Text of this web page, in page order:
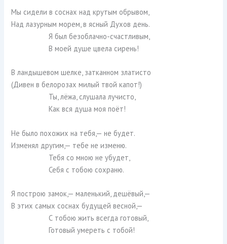
Мы сидели в соснах над крутым обрывом,
Над лазурным морем, в ясный Духов день.
Я был безоблачно-счастливым,
В моей душе цвела сирень!
В ландышевом шелке, затканном златисто
(Дивен в белорозах милый твой капот!)
Ты, лёжа, слушала лучисто,
Как вся душа моя поёт!
Не было похожих на тебя,— не будет.
Изменял другим,— тебе не изменю.
Тебя со мною не убудет,
Себя с тобою сохраню.
Я построю замок,— маленький, дешёвый,—
В этих самых соснах будущей весной,—
С тобою жить всегда готовый,
Готовый умереть с тобой!